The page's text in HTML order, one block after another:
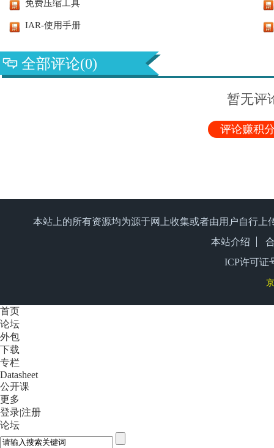
免费压缩工具
IAR-使用手册
全部评论(0)
暂无评
评论赚积
本站上的所有资源均为源于网上收集或者由用户自行
本站介绍
ICP许可证
首页
论坛
外包
下载
专栏
Datasheet
公开课
更多
登录|注册
论坛